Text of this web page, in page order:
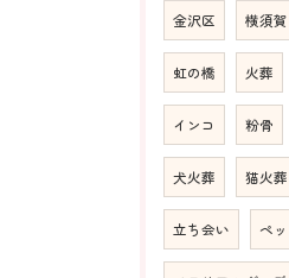
金沢区 横須賀
虹の橋 火葬
インコ 粉骨
犬火葬 猫火葬
立ち会い ペ